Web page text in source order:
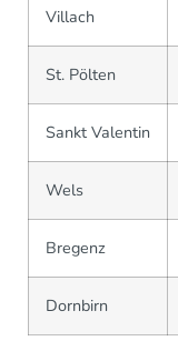
Villach
St. Pölten
Sankt Valentin
Wels
Bregenz
Dornbirn